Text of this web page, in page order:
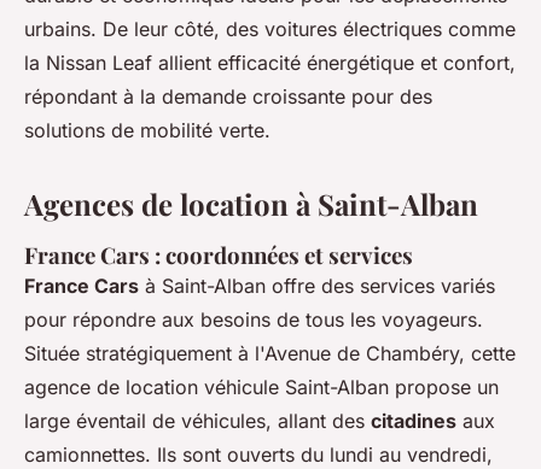
urbains. De leur côté, des voitures électriques comme
la Nissan Leaf allient efficacité énergétique et confort,
répondant à la demande croissante pour des
solutions de mobilité verte.
Agences de location à Saint-Alban
France Cars : coordonnées et services
France Cars à Saint-Alban offre des services variés
pour répondre aux besoins de tous les voyageurs.
Située stratégiquement à l'Avenue de Chambéry, cette
agence de location véhicule Saint-Alban propose un
large éventail de véhicules, allant des citadines aux
camionnettes. Ils sont ouverts du lundi au vendredi,